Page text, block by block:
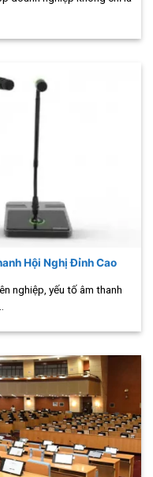
Hội Nghị Đỉnh Cao
nghiệp, yếu tố âm thanh